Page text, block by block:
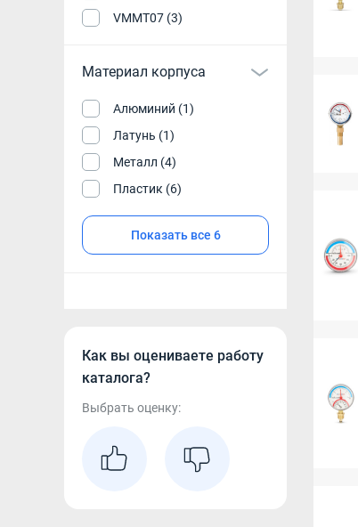
VMMT07 (3)
Материал корпуса
Алюминий (1)
Латунь (1)
Металл (4)
Пластик (6)
Показать все 6
Как вы оцениваете работу
каталога?
Выбрать оценку: